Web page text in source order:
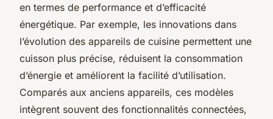
en termes de performance et d’efficacité
énergétique. Par exemple, les innovations dans
l’évolution des appareils de cuisine permettent une
cuisson plus précise, réduisent la consommation
d’énergie et améliorent la facilité d’utilisation.
Comparés aux anciens appareils, ces modèles
intègrent souvent des fonctionnalités connectées,